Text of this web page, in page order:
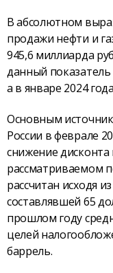
В абсолютном
продажи нефти и
945,6 миллиарда
данный показатель
а в январе 2024
Основным
России в феврале
снижение дисконта
рассматриваемом
рассчитан исходя
составлявшей 65
прошлом году
целей
баррель.